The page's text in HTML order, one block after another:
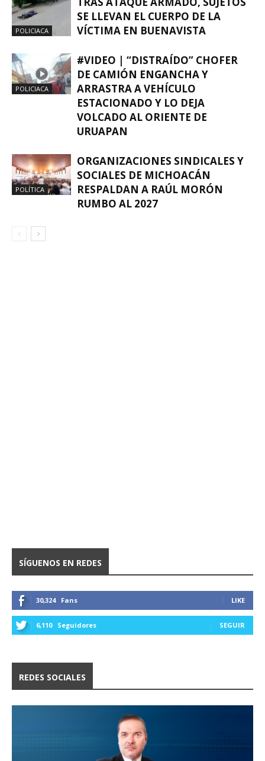
POLICIACA
SE LLEVAN EL CUERPO DE LA
VÍCTIMA EN BUENAVISTA
POLICIACA
#VIDEO | “DISTRAÍDO” CHOFER
DE CAMIÓN ENGANCHA Y
ARRASTRA A VEHÍCULO
ESTACIONADO Y LO DEJA
VOLCADO AL ORIENTE DE
URUAPAN
POLÍTICA
ORGANIZACIONES SINDICALES Y
SOCIALES DE MICHOACÁN
RESPALDAN A RAÚL MORÓN
RUMBO AL 2027
SÍGUENOS EN REDES
30,324 Fans LIKE
6,110 Seguidores SEGUIR
REDES SOCIALES